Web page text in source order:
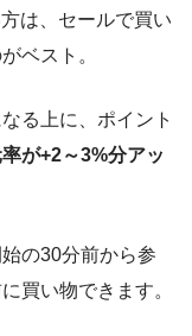
は、セールで買い
ベスト。
る上に、ポイント
が+2～3%分アッ
の30分前から参
買い物できます。